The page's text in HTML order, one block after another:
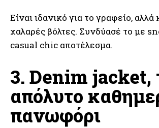
Είναι ιδανικό για το γραφείο, αλλά
χαλαρές βόλτες. Συνδύασέ το με
casual chic αποτέλεσμα.
3. Denim jacket,
απόλυτο
πανωφόρι